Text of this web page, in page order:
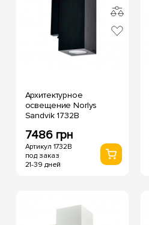
Архитектурное
освещение Norlys
Sandvik 1732B
7486 грн
Артикул 1732B
под заказ
21-39 дней